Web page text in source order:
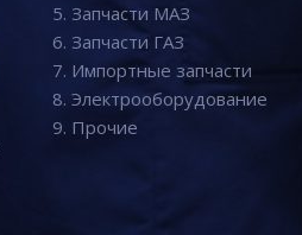
5. Запчасти МАЗ
6. Запчасти ГАЗ
7. Импортные запчасти
8. Электрооборудование
9. Прочие